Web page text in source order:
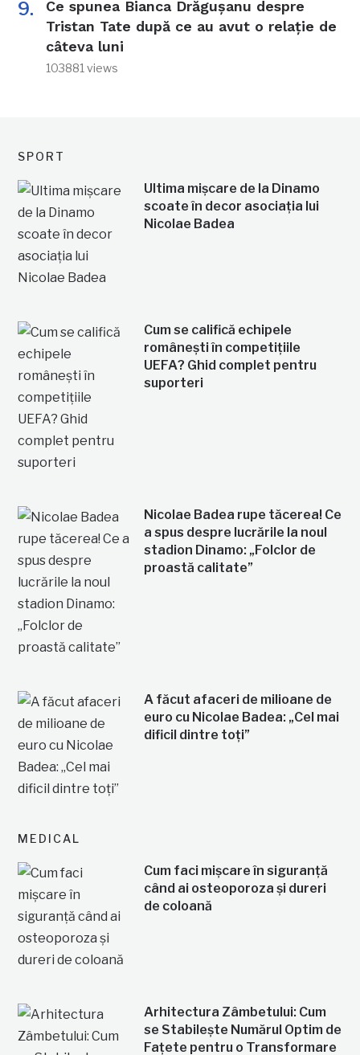
Ce spunea Bianca Drăgușanu despre
Tristan Tate după ce au avut o relație de
câteva luni
103881 views
SPORT
Ultima mișcare de la Dinamo
scoate în decor asociația lui
Nicolae Badea
Cum se califică echipele
românești în competițiile
UEFA? Ghid complet pentru
suporteri
Nicolae Badea rupe tăcerea! Ce
a spus despre lucrările la noul
stadion Dinamo: „Folclor de
proastă calitate”
A făcut afaceri de milioane de
euro cu Nicolae Badea: „Cel mai
dificil dintre toți”
MEDICAL
Cum faci mișcare în siguranță
când ai osteoporoza și dureri
de coloană
Arhitectura Zâmbetului: Cum
se Stabilește Numărul Optim de
Fațete pentru o Transformare